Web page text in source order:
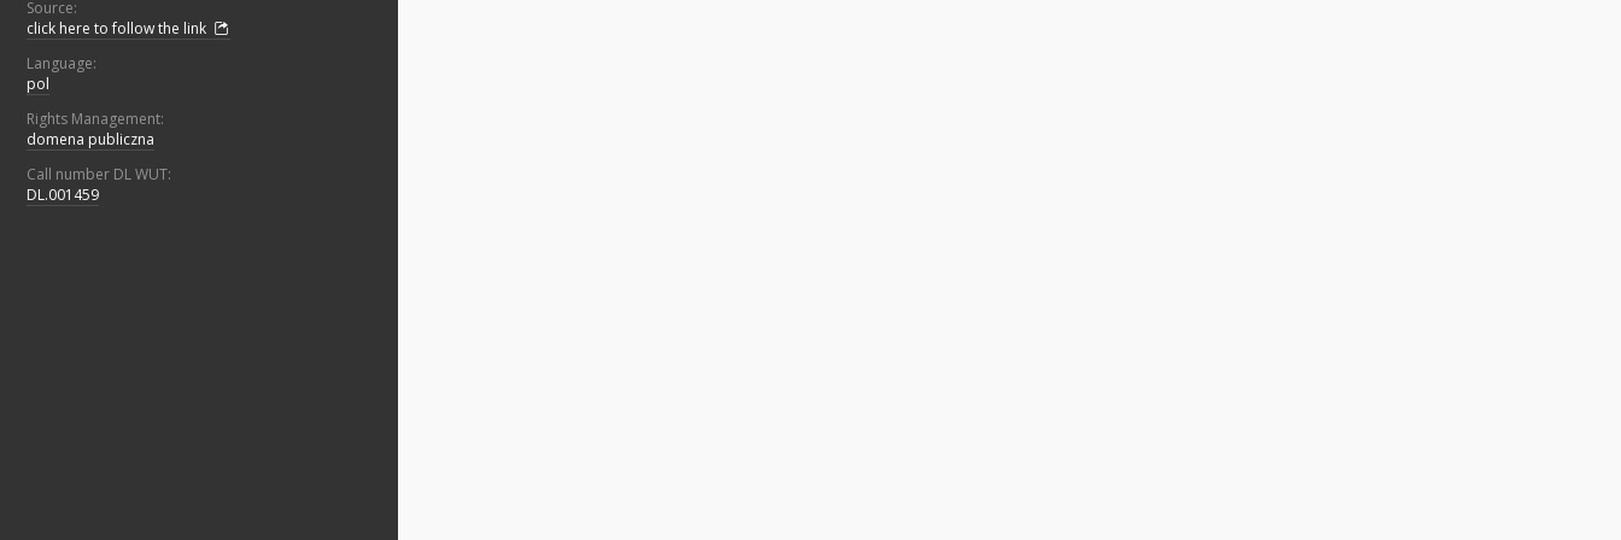
Source:
click here to follow the link
Language:
pol
Rights Management:
domena publiczna
Call number DL WUT:
DL.001459